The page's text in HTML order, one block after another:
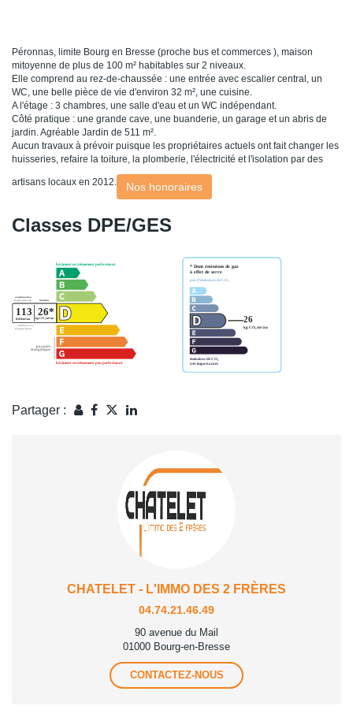
Péronnas, limite Bourg en Bresse (proche bus et commerces ), maison
mitoyenne de plus de 100 m² habitables sur 2 niveaux.
Elle comprend au rez-de-chaussée : une entrée avec escalier central, un
WC, une belle pièce de vie d'environ 32 m², une cuisine.
A l'étage : 3 chambres, une salle d'eau et un WC indépendant.
Côté pratique : une grande cave, une buanderie, un garage et un abris de
jardin. Agréable Jardin de 511 m².
Aucun travaux à prévoir puisque les propriétaires actuels ont fait changer les
huisseries, refaire la toiture, la plomberie, l'électricité et l'isolation par des
artisans locaux en 2012. Nos honoraires
Classes DPE/GES
Partager :
CHATELET - L'IMMO DES 2 FRÈRES
04.74.21.46.49
90 avenue du Mail
01000 Bourg-en-Bresse
CONTACTEZ-NOUS